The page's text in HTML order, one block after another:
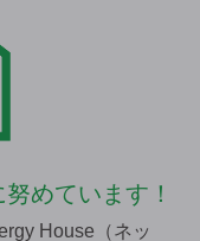
めています！
House（ネッ